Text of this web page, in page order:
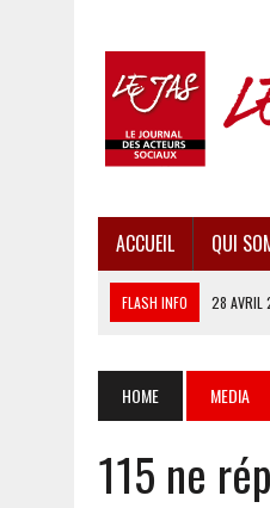
ACCUEIL QUI
FLASH INFO 28 AVRIL
28 AVRIL 2026 |
28 AVRIL 2026
HOME MEDIA
115 ne